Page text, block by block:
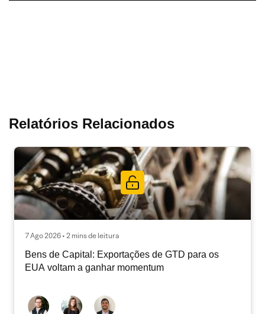
Relatórios Relacionados
7 Ago 2026 • 2 mins de leitura
Bens de Capital: Exportações de GTD para os
EUA voltam a ganhar momentum